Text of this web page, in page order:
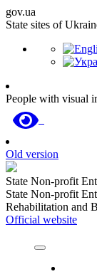
gov.ua
State sites of
People with visual
Old version
State Non-profit
State Non-profit
Rehabilitation and
Official website